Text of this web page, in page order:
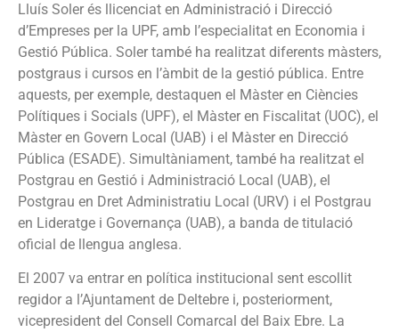
Lluís Soler és llicenciat en Administració i Direcció
d’Empreses per la UPF, amb l’especialitat en Economia i
Gestió Pública. Soler també ha realitzat diferents màsters,
postgraus i cursos en l’àmbit de la gestió pública. Entre
aquests, per exemple, destaquen el Màster en Ciències
Polítiques i Socials (UPF), el Màster en Fiscalitat (UOC), el
Màster en Govern Local (UAB) i el Màster en Direcció
Pública (ESADE). Simultàniament, també ha realitzat el
Postgrau en Gestió i Administració Local (UAB), el
Postgrau en Dret Administratiu Local (URV) i el Postgrau
en Lideratge i Governança (UAB), a banda de titulació
oficial de llengua anglesa.
El 2007 va entrar en política institucional sent escollit
regidor a l’Ajuntament de Deltebre i, posteriorment,
vicepresident del Consell Comarcal del Baix Ebre. La